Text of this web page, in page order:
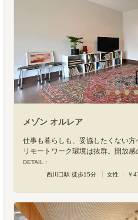
メゾン オルレア
仕事も暮らしも、妥協したくない
リモートワーク環境は抜群。開放感
DETAIL :
西川口駅 徒歩15分
女性 ￥